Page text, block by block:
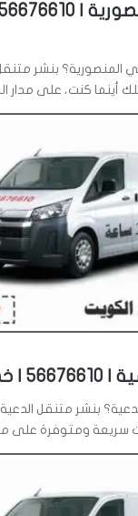
المنصورية؟ بنشر
أينما كنت، على مدار
ساعة
بنشر متنقل
سريعة ومتوفرة على